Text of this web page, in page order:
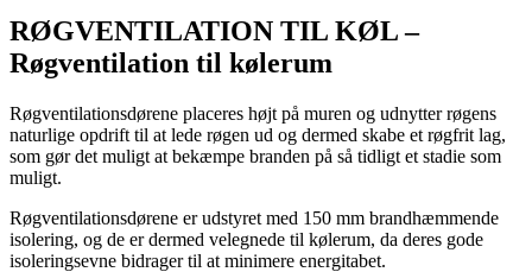
RØGVENTILATION TIL KØL –
Røgventilation til kølerum
Røgventilationsdørene placeres højt på muren og udnytter røgens
naturlige opdrift til at lede røgen ud og dermed skabe et røgfrit lag,
som gør det muligt at bekæmpe branden på så tidligt et stadie som
muligt.
Røgventilationsdørene er udstyret med 150 mm brandhæmmende
isolering, og de er dermed velegnede til kølerum, da deres gode
isoleringsevne bidrager til at minimere energitabet.